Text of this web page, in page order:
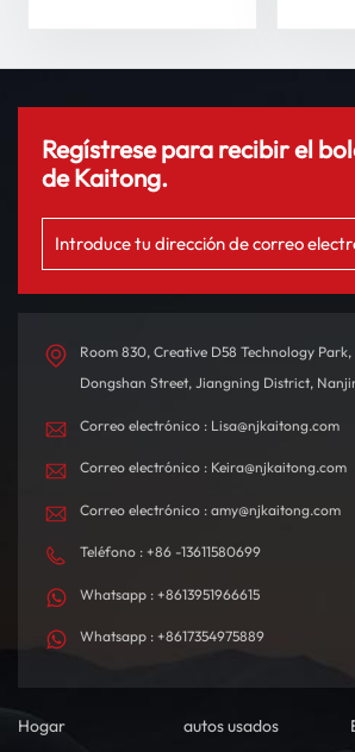
Regístrese para recibir el
de Kaitong.
Room 830, Creative D58 Technology
Dongshan Street, Jiangning District,
Correo electrónico : Lisa@njkaitong.com
Correo electrónico : Keira@njkaitong.com
Correo electrónico : amy@njkaitong.com
Teléfono : +86 -13611580699
Whatsapp : +8613951966615
Whatsapp : +8617354975889
Hogar autos usados